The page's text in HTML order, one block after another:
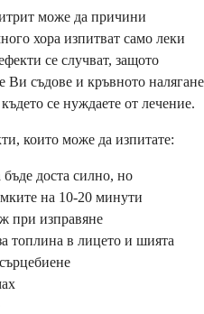
може да причини
хора изпитват само леки
се случват, защото
Ви съдове и кръвното налягане
се нуждаете от лечение.
които може да изпитате:
доста силно, но
на 10-20 минути
при изправяне
топлина в лицето и шията